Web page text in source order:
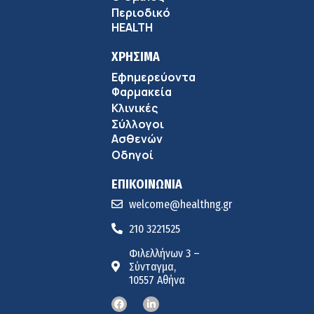
Πώς να προλάβετε και να αντιμετωπίσετε τη διάρροια
Ευμενής Καραφυλλίδης (Metropolitan General): Γιατί η
διατροφή πρέπει να καθοδηγείται από κλινικό
Ιωάννης Μπολέτης – ΩΝΑΣΕΙΟ
Περιοδικό
HEALTH
ΧΡΗΣΙΜΑ
Εφημερεύοντα
Φαρμακεία
Κλινικές
Σύλλογοι
Ασθενών
Οδηγοί
ΕΠΙΚΟΙΝΩΝΙΑ
welcome@healthng.gr
210 3221525
Φιλελλήνων 3 –
Σύνταγμα,
10557 Αθήνα